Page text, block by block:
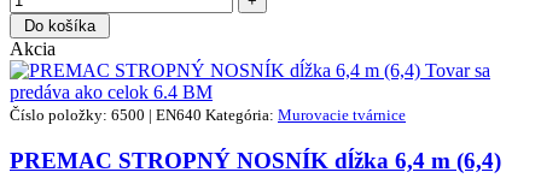
Do košíka
Akcia
Tovar sa
predáva ako celok 6.4 BM
Číslo položky: 6500 | EN640 Kategória: Murovacie tvárnice
PREMAC STROPNÝ NOSNÍK dĺžka 6,4 m (6,4)